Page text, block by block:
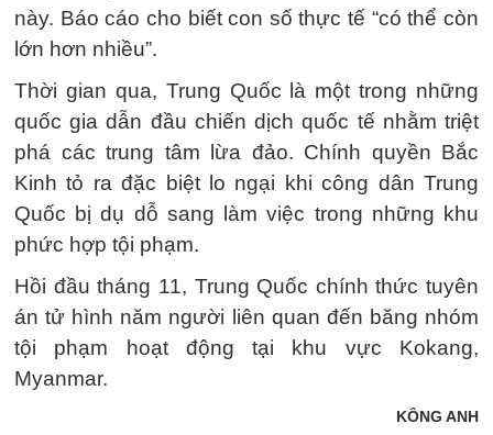
này. Báo cáo cho biết con số thực tế “có thể còn
lớn hơn nhiều”.
Thời gian qua, Trung Quốc là một trong những
quốc gia dẫn đầu chiến dịch quốc tế nhằm triệt
phá các trung tâm lừa đảo. Chính quyền Bắc
Kinh tỏ ra đặc biệt lo ngại khi công dân Trung
Quốc bị dụ dỗ sang làm việc trong những khu
phức hợp tội phạm.
Hồi đầu tháng 11, Trung Quốc chính thức tuyên
án tử hình năm người liên quan đến băng nhóm
tội phạm hoạt động tại khu vực Kokang,
Myanmar.
KÔNG ANH